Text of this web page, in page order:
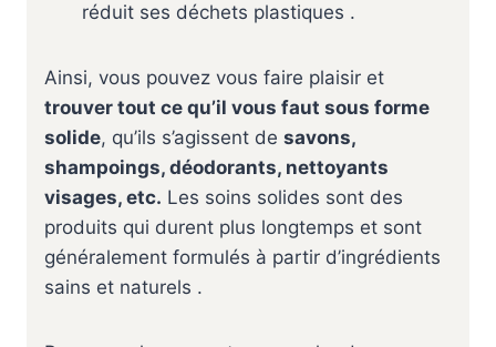
réduit ses déchets plastiques .
Ainsi, vous pouvez vous faire plaisir et
trouver tout ce qu’il vous faut sous forme
solide, qu’ils s’agissent de savons,
shampoings, déodorants, nettoyants
visages, etc. Les soins solides sont des
produits qui durent plus longtemps et sont
généralement formulés à partir d’ingrédients
sains et naturels .